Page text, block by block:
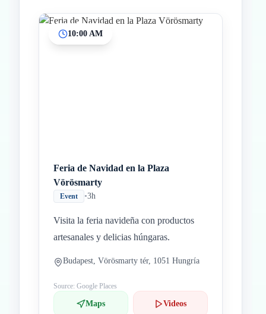
10:00 AM
Feria de Navidad en la Plaza
Vörösmarty
Event •3h
Visita la feria navideña con productos
artesanales y delicias húngaras.
Budapest, Vörösmarty tér, 1051 Hungría
Source: Google Places
Maps Videos